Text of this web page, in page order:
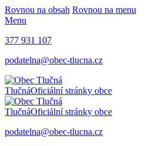
Rovnou na obsah Rovnou na menu
Menu
377 931 107
podatelna@obec-tlucna.cz
TlučnáOficiální stránky obce
TlučnáOficiální stránky obce
podatelna@obec-tlucna.cz